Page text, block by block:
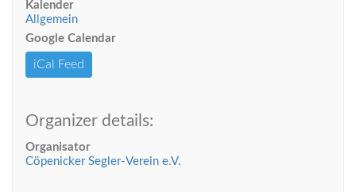
Kalender
Allgemein
Google Calendar
iCal Feed
Organizer details:
Organisator
Cöpenicker Segler‑Verein e.V.